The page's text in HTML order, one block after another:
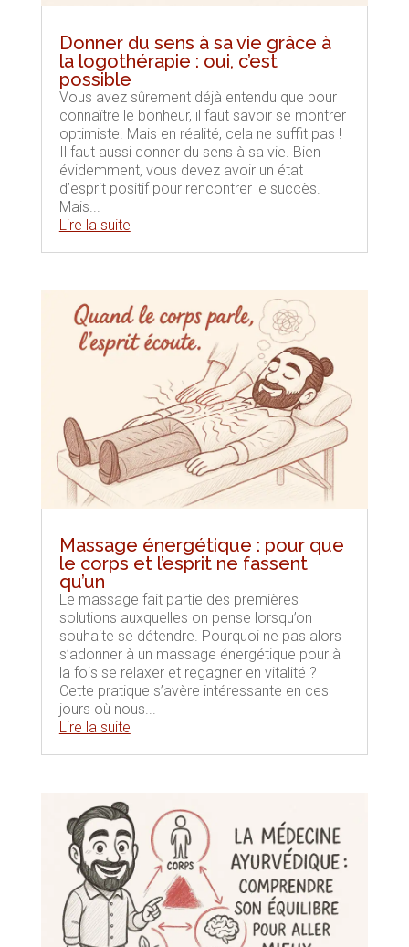
Donner du sens à sa vie grâce à
la logothérapie : oui, c’est
possible
Vous avez sûrement déjà entendu que pour
connaître le bonheur, il faut savoir se montrer
optimiste. Mais en réalité, cela ne suffit pas !
Il faut aussi donner du sens à sa vie. Bien
évidemment, vous devez avoir un état
d’esprit positif pour rencontrer le succès.
Mais...
Lire la suite
Massage énergétique : pour que
le corps et l’esprit ne fassent
qu’un
Le massage fait partie des premières
solutions auxquelles on pense lorsqu’on
souhaite se détendre. Pourquoi ne pas alors
s’adonner à un massage énergétique pour à
la fois se relaxer et regagner en vitalité ?
Cette pratique s’avère intéressante en ces
jours où nous...
Lire la suite